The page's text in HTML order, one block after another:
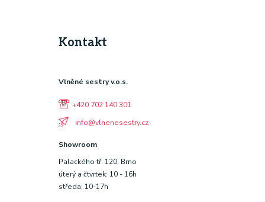
Kontakt
Vlněné sestry v.o.s.
+420 702 140 301
info@vlnenesestry.cz
Showroom
Palackého tř. 120, Brno
úterý a čtvrtek: 10 - 16h
středa: 10-17h